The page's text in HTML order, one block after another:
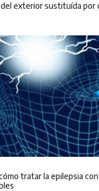
exterior sustituída por
tratar la epilepsia